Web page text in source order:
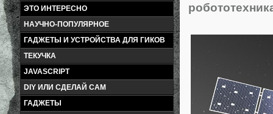
ЭТО ИНТЕРЕСНО
НАУЧНО-ПОПУЛЯРНОЕ
ГАДЖЕТЫ И УСТРОЙСТВА ДЛЯ ГИКОВ
ТЕКУЧКА
JAVASCRIPT
DIY ИЛИ СДЕЛАЙ САМ
ГАДЖЕТЫ